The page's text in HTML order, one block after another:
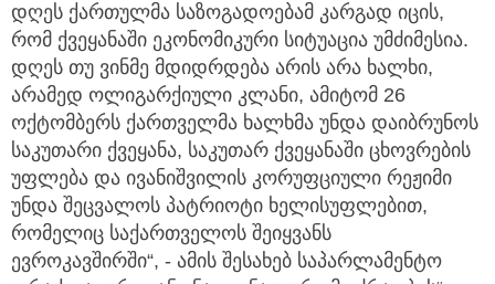
დღეს ქართულმა საზოგადოებამ კარგად იცის,
რომ ქვეყანაში ეკონომიკური სიტუაცია უმძიმესია.
დღეს თუ ვინმე მდიდრდება არის არა ხალხი,
არამედ ოლიგარქიული კლანი, ამიტომ 26
ოქტომბერს ქართველმა ხალხმა უნდა დაიბრუნოს
საკუთარი ქვეყანა, საკუთარ ქვეყანაში ცხოვრების
უფლება და ივანიშვილის კორუფციული რეჟიმი
უნდა შეცვალოს პატრიოტი ხელისუფლებით,
რომელიც საქართველოს შეიყვანს
ევროკავშირში“, - ამის შესახებ საპარლამენტო